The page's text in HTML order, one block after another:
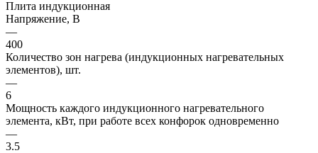
Плита индукционная
Напряжение, В
—
400
Количество зон нагрева (индукционных нагревательных
элементов), шт.
—
6
Мощность каждого индукционного нагревательного
элемента, кВт, при работе всех конфорок одновременно
—
3.5